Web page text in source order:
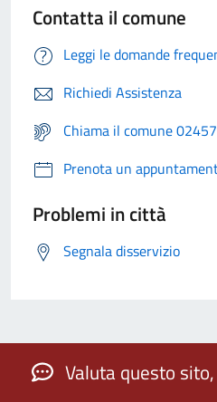
Contatta il comune
Leggi le domande
Richiedi Assistenza
Chiama il comune
Prenota un
Problemi in città
Segnala disservizio
Valuta questo